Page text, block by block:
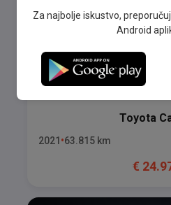
Toyota
2021 63.815 km
€
Za najbolje iskustvo,
Android